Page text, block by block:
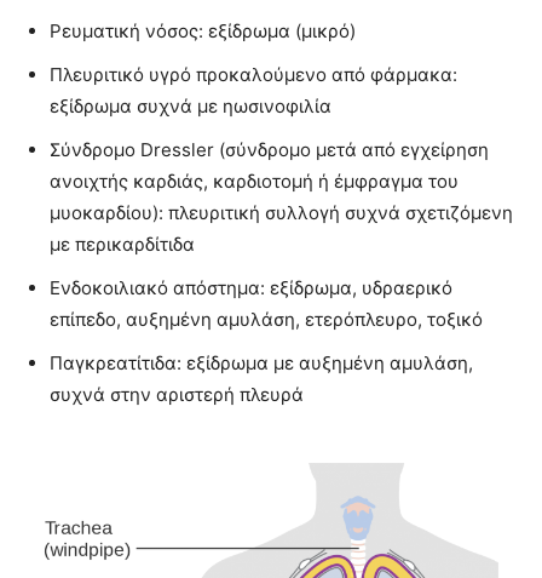
Ρευματική νόσος: εξίδρωμα (μικρό)
Πλευριτικό υγρό προκαλούμενο από φάρμακα:
εξίδρωμα συχνά με ηωσινοφιλία
Σύνδρομο Dressler (σύνδρομο μετά από εγχείρηση
ανοιχτής καρδιάς, καρδιοτομή ή έμφραγμα του
μυοκαρδίου): πλευριτική συλλογή συχνά σχετιζόμενη
με περικαρδίτιδα
Ενδοκοιλιακό απόστημα: εξίδρωμα, υδραερικό
επίπεδο, αυξημένη αμυλάση, ετερόπλευρο, τοξικό
Παγκρεατίτιδα: εξίδρωμα με αυξημένη αμυλάση,
συχνά στην αριστερή πλευρά